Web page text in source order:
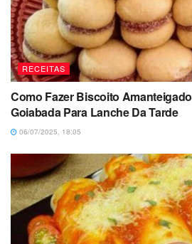
RECEITAS
Como Fazer Biscoito
Goiabada Para Lanche Da Tarde
06/07/2025, 18:05